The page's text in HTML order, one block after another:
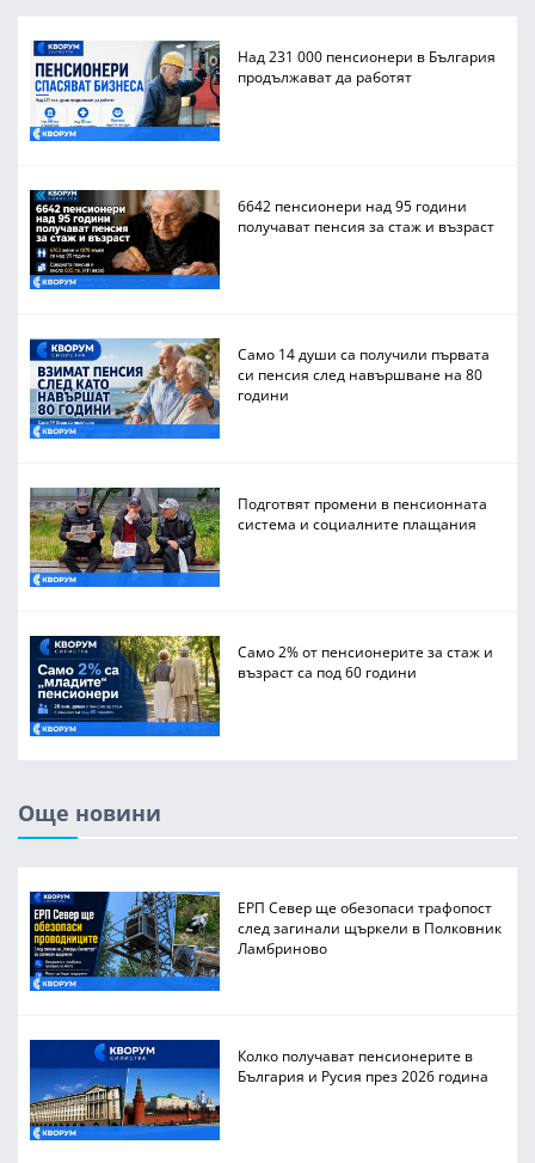
Над 231 000 пенсионери в България
продължават да работят
6642 пенсионери над 95 години
получават пенсия за стаж и възраст
Само 14 души са получили първата
си пенсия след навършване на 80
години
Подготвят промени в пенсионната
система и социалните плащания
Само 2% от пенсионерите за стаж и
възраст са под 60 години
Още новини
ЕРП Север ще обезопаси трафопост
след загинали щъркели в Полковник
Ламбриново
Колко получават пенсионерите в
България и Русия през 2026 година